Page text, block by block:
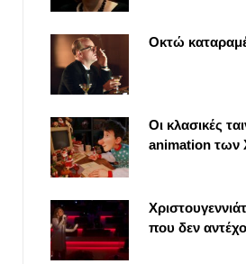
Οκτώ
Οι κλασικές
animation των
που δεν